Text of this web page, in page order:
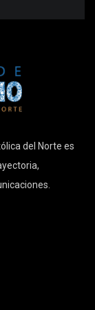
del Norte es